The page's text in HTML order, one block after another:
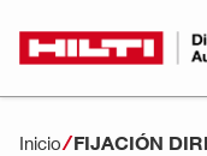
Inicio FIJACIÓN